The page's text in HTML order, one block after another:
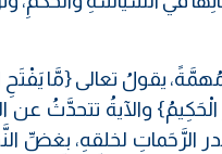
يقولُ تعالى {مَّا
والآيةُ تتحدَّثُ عن
الرَّحَماتِ لخلقهِ، بغضِّ